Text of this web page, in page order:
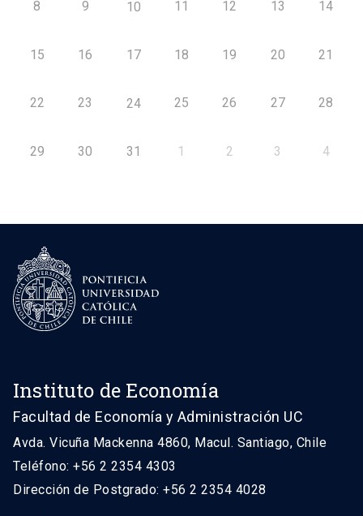
8 9 10 11 12 13 14
15 16 17 18 19 20 21
22 23 24 25 26 27 28
29 30 31 1 2 3 4
Instituto de Economía
Facultad de Economía y Administración UC
Avda. Vicuña Mackenna 4860, Macul. Santiago, Chile
Teléfono: +56 2 2354 4303
Dirección de Postgrado: +56 2 2354 4028